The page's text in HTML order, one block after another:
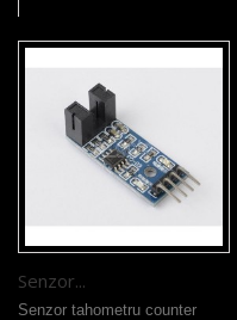
Senzor...
Senzor tahometru counter